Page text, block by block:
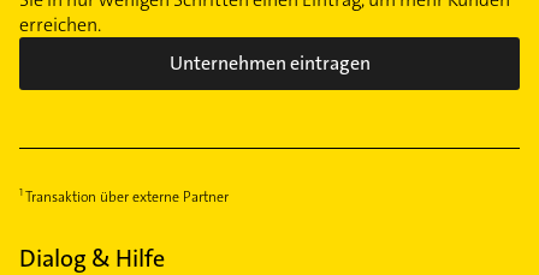
erreichen.
Unternehmen eintragen
Transaktion über externe Partner
Dialog & Hilfe